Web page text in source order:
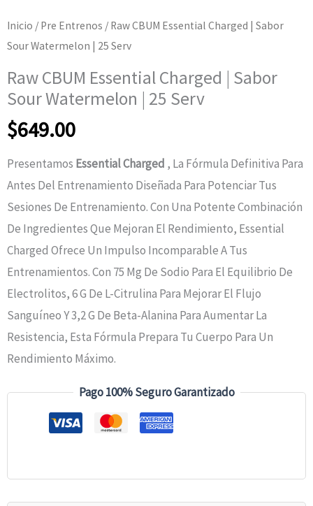
Inicio / Pre Entrenos / Raw CBUM Essential Charged | Sabor
Sour Watermelon | 25 Serv
Raw CBUM Essential Charged | Sabor
Sour Watermelon | 25 Serv
$649.00
Presentamos Essential Charged , La Fórmula Definitiva Para
Antes Del Entrenamiento Diseñada Para Potenciar Tus
Sesiones De Entrenamiento. Con Una Potente Combinación
De Ingredientes Que Mejoran El Rendimiento, Essential
Charged Ofrece Un Impulso Incomparable A Tus
Entrenamientos. Con 75 Mg De Sodio Para El Equilibrio De
Electrolitos, 6 G De L-Citrulina Para Mejorar El Flujo
Sanguíneo Y 3,2 G De Beta-Alanina Para Aumentar La
Resistencia, Esta Fórmula Prepara Tu Cuerpo Para Un
Rendimiento Máximo.
Pago 100% Seguro Garantizado